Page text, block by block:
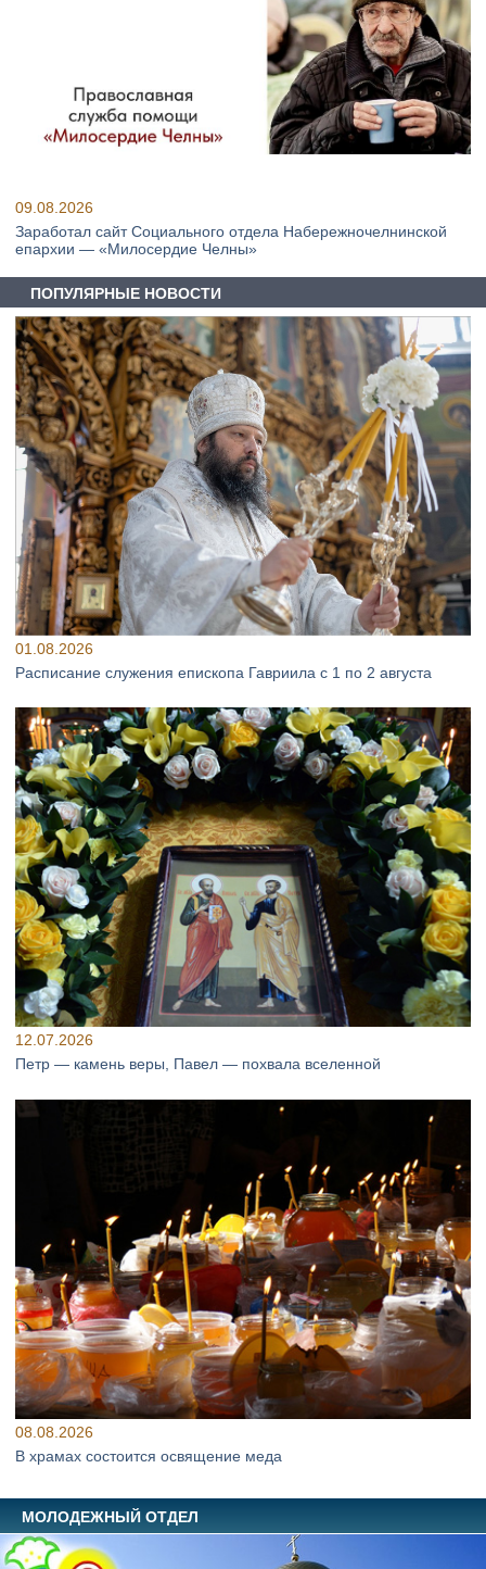
09.08.2026
Заработал сайт Социального отдела Набережночелнинской
епархии — «Милосердие Челны»
ПОПУЛЯРНЫЕ НОВОСТИ
01.08.2026
Расписание служения епископа Гавриила с 1 по 2 августа
12.07.2026
Петр — камень веры, Павел — похвала вселенной
08.08.2026
В храмах состоится освящение меда
МОЛОДЕЖНЫЙ ОТДЕЛ